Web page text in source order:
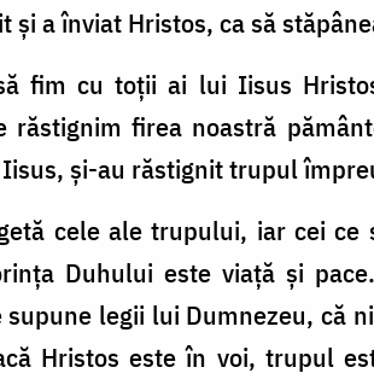
a înviat Hristos, ca să
fim cu toții ai lui Iisus
firea noastră
și-au răstignit trupul
cele ale trupului, iar cei
Duhului este viață și
legii lui Dumnezeu, că
Hristos este în voi, trupul